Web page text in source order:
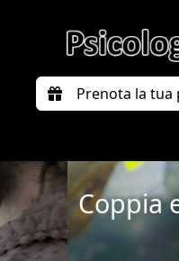
Prenota la
Coppia e